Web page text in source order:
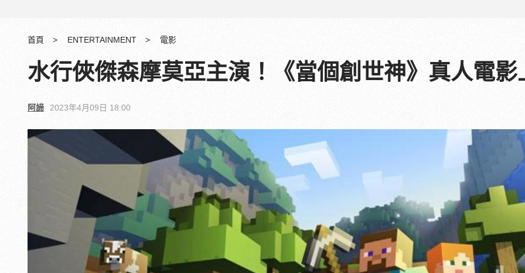
首頁 ENTERTAINMENT 電影
水行俠傑森摩莫亞主演！《當個創世神》真人電
阿諦 2023年4月09日 18:00